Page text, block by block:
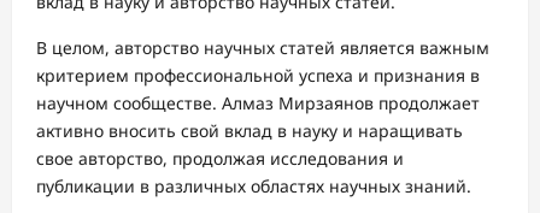
В целом, авторство научных статей является важным
критерием профессиональной успеха и признания в
научном сообществе. Алмаз Мирзаянов продолжает
активно вносить свой вклад в науку и наращивать
свое авторство, продолжая исследования и
публикации в различных областях научных знаний.